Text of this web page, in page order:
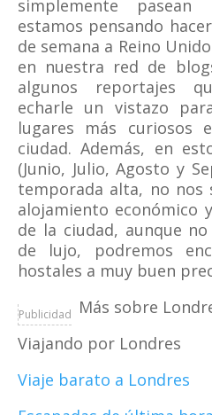
simplemente
estamos pensando
de semana a Reino
en nuestra red de
algunos reportajes
echarle un vistazo
lugares más curiosos
ciudad. Además, en
(Junio, Julio, Agosto y
temporada alta, no
alojamiento económico
de la ciudad, aunque
de lujo, podremos
hostales a muy buen
Publicidad
Más sobre
Viajando por Londres
Viaje barato a Londres